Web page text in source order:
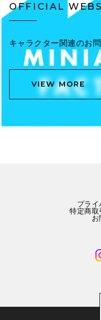
OFFICIAL
キャラクター関連のお
VIEW MORE
プラ
特定商取